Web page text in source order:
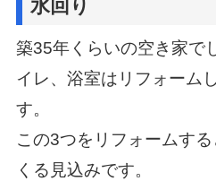
水回り
築35年くらいの空き家で
イレ、浴室はリフォーム
す。
この3つをリフォームす
くる見込みです。